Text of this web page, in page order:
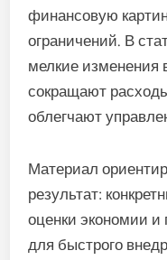
финансовую
ограничений. В
мелкие изменения
сокращают
облегчают
Материал
результат:
оценки экономии
для быстрого